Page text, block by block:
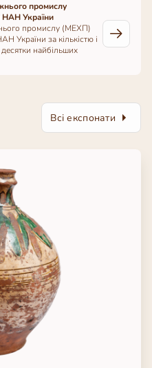
промислу
НАН України
промислу (МЕХП)
України за кількістю і
найбільших
Всі експонати